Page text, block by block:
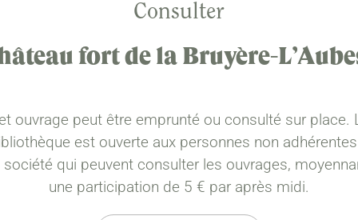
Consulter
fort de la Bruyère-
ouvrage peut être emprunté ou consulté sur place.
est ouverte aux personnes non
société qui peuvent consulter les ouvrages,
une participation de 5 € par après midi.